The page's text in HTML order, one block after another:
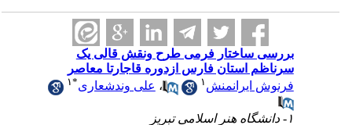
بررسی ساختار فرمی طرح ونقش قالی یک
سرناظم استان فارس ازدوره قاجارتا معاصر
فرنوش ایرانمنش۱ ،علی وندشعاری* ۱